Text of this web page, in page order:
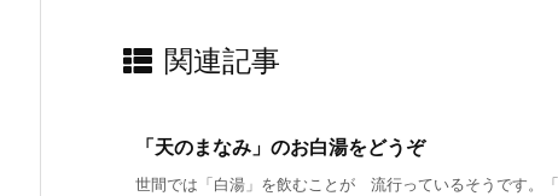
関連記事
「天のまなみ」のお白湯をどうぞ
世間では「白湯」を飲むことが 流行っているそうです。